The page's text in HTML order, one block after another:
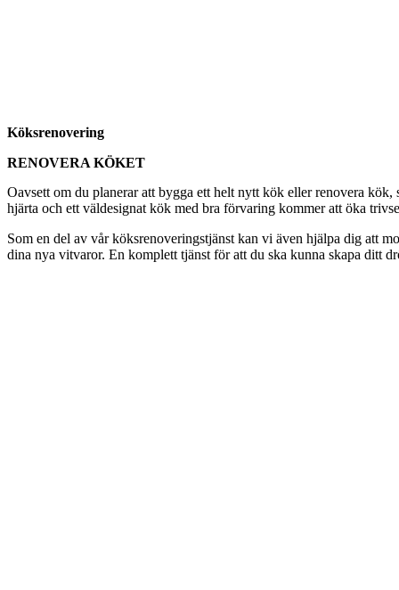
Köksrenovering
RENOVERA KÖKET
Oavsett om du planerar att bygga ett helt nytt kök eller renovera
hjärta och ett väldesignat kök med bra förvaring kommer att öka
Som en del av vår köksrenoveringstjänst kan vi även hjälpa dig att
dina nya vitvaror. En komplett tjänst för att du ska kunna skapa ditt